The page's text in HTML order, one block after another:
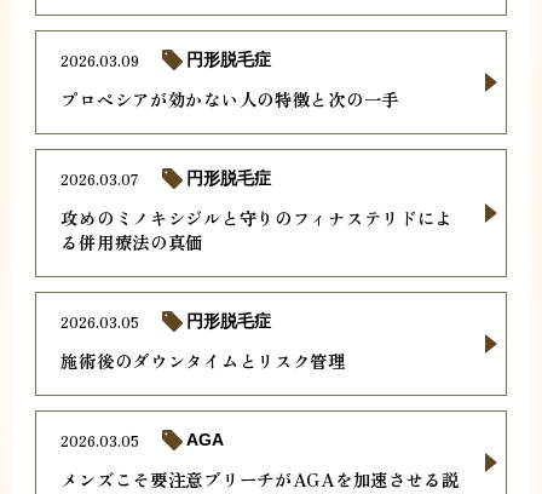
プロペシアが効かない人の特徴と次の一手
2026.03.09 円形脱毛症
攻めのミノキシジルと守りのフィナステリドによ
る併用療法の真価
2026.03.07 円形脱毛症
施術後のダウンタイムとリスク管理
2026.03.05 円形脱毛症
メンズこそ要注意ブリーチがAGAを加速させる説
2026.03.05 AGA